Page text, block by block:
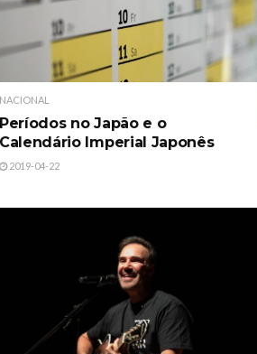
NACIONAL
Períodos no Japão e o
Calendário Imperial Japonês
2019-04-22